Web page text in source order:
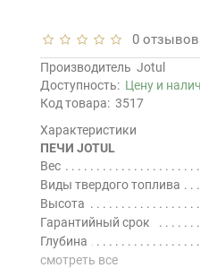
0 отзывов
Производитель Jotul
Доступность: Цену и
Код товара: 3517
Характеристики
ПЕЧИ JOTUL
Вес
Виды твердого топлива
Высота
Гарантийный срок
Глубина
смотреть все